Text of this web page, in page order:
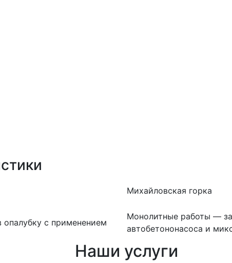
Михайловская горка
с применением
Монолитные работы —
автобетононасоса и
Наши услуги